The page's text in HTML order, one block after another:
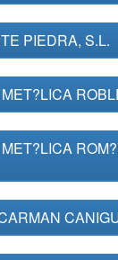
PIEDRA, S.L.